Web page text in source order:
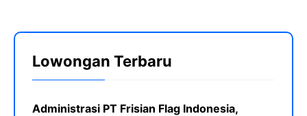
Lowongan Terbaru
Administrasi PT Frisian Flag Indonesia,